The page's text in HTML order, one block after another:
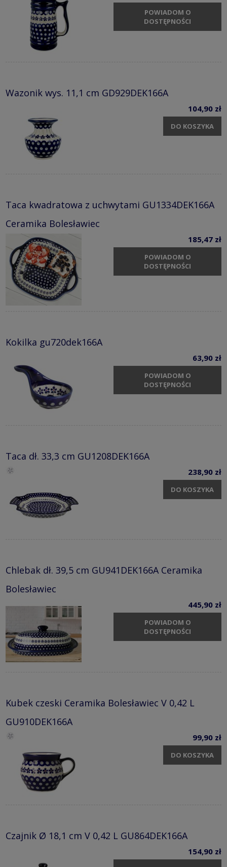
POWIADOM O
DOSTĘPNOŚCI
Wazonik wys. 11,1 cm GD929DEK166A
104,90 zł
DO KOSZYKA
Taca kwadratowa z uchwytami GU1334DEK166A
Ceramika Bolesławiec
185,47 zł
POWIADOM O
DOSTĘPNOŚCI
Kokilka gu720dek166A
63,90 zł
POWIADOM O
DOSTĘPNOŚCI
Taca dł. 33,3 cm GU1208DEK166A
238,90 zł
DO KOSZYKA
Chlebak dł. 39,5 cm GU941DEK166A Ceramika
Bolesławiec
445,90 zł
POWIADOM O
DOSTĘPNOŚCI
Kubek czeski Ceramika Bolesławiec V 0,42 L
GU910DEK166A
99,90 zł
DO KOSZYKA
Czajnik Ø 18,1 cm V 0,42 L GU864DEK166A
154,90 zł